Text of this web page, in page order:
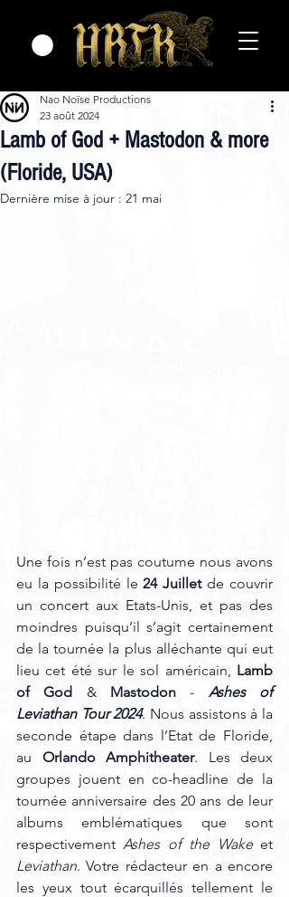
Lamb of God + Mastodon & more
(Floride, USA)
Nao Noïse Productions
23 août 2024
Dernière mise à jour : 21 mai
Une fois n’est pas coutume nous avons
eu la possibilité le 24 Juillet de couvrir
un concert aux Etats-Unis, et pas des
moindres puisqu’il s’agit certainement
de la tournée la plus alléchante qui eut
lieu cet été sur le sol américain, Lamb
of God & Mastodon - Ashes of
Leviathan Tour 2024. Nous assistons à la
seconde étape dans l’Etat de Floride,
au Orlando Amphitheater. Les deux
groupes jouent en co-headline de la
tournée anniversaire des 20 ans de leur
albums emblématiques que sont
respectivement Ashes of the Wake
Leviathan. Votre rédacteur en a encore
les yeux tout écarquillés tellement le